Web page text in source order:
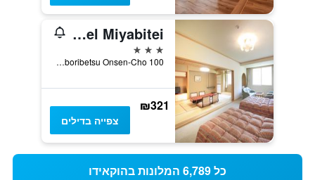
Park Hotel Miyabitei
3 כוכבים
100 Noboribetsu Onsen-Cho, נובוריבטסו, יפן
₪321
צפייה בדילים
כל 6,789 המלונות בהוקאידו